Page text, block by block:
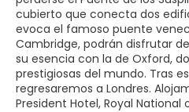
cubierto que conecta dos
evoca el famoso puente
Cambridge, podrán disfrutar
su esencia con la de Oxford,
prestigiosas del mundo. Tras
regresaremos a Londres.
President Hotel, Royal National